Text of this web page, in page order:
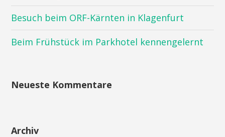
Besuch beim ORF-Kärnten in Klagenfurt
Beim Frühstück im Parkhotel kennengelernt
Neueste Kommentare
Archiv